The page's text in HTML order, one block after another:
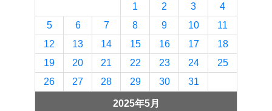
2025年5月
1
2 3
4
5
6 7 8 9 10
11
12
13 14 15 16 17
18
19
20 21 22 23 24
25
26
27 28 29 30 31